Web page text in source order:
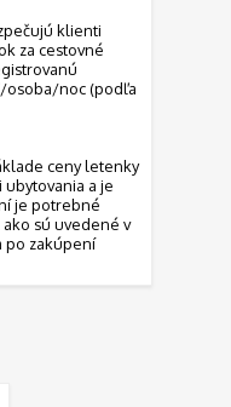
klienti
za cestovné
osoba/noc (podľa
ceny letenky
a je
je potrebné
ako sú uvedené v
po zakúpení